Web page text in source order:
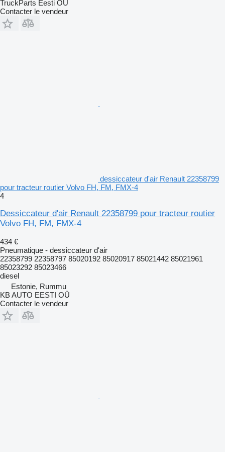
TruckParts Eesti OÜ
Contacter le vendeur
dessiccateur d'air Renault 22358799
pour tracteur routier Volvo FH, FM, FMX-4
4
Dessiccateur d'air Renault 22358799 pour tracteur routier
Volvo FH, FM, FMX-4
434 €
Pneumatique - dessiccateur d'air
22358799 22358797 85020192 85020917 85021442 85021961
85023292 85023466
diesel
Estonie, Rummu
KB AUTO EESTI OÜ
Contacter le vendeur